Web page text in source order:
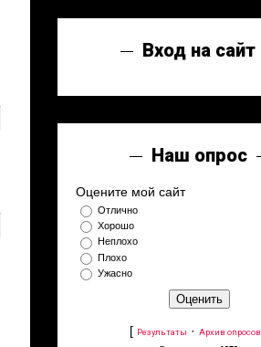
Вход на сайт
Наш опрос
Оцените мой сайт
Отлично
Хорошо
Неплохо
Плохо
Ужасно
[ Результаты · Архив опросов